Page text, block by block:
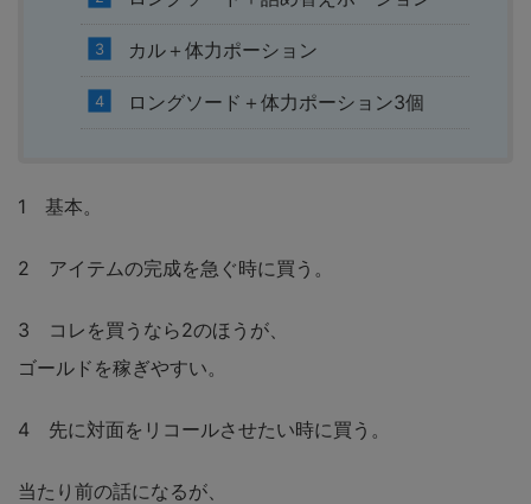
カル＋体力ポーション
ロングソード＋体力ポーション3個
1 基本。
2 アイテムの完成を急ぐ時に買う。
3 コレを買うなら2のほうが、
ゴールドを稼ぎやすい。
4 先に対面をリコールさせたい時に買う。
当たり前の話になるが、